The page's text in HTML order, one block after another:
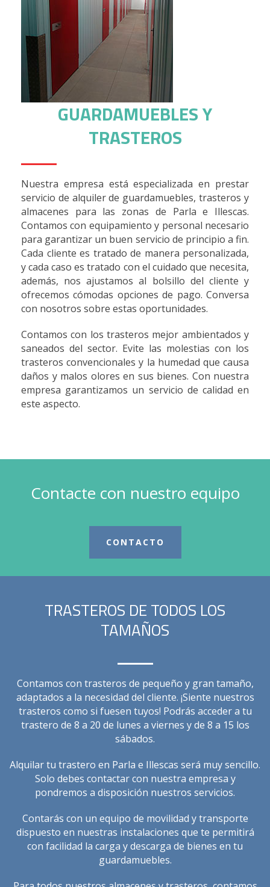
GUARDAMUEBLES Y
TRASTEROS
Nuestra empresa está especializada en prestar
servicio de alquiler de guardamuebles, trasteros y
almacenes para las zonas de Parla e Illescas.
Contamos con equipamiento y personal necesario
para garantizar un buen servicio de principio a fin.
Cada cliente es tratado de manera personalizada,
y cada caso es tratado con el cuidado que necesita,
además, nos ajustamos al bolsillo del cliente y
ofrecemos cómodas opciones de pago. Conversa
con nosotros sobre estas oportunidades.
Contamos con los trasteros mejor ambientados y
saneados del sector. Evite las molestias con los
trasteros convencionales y la humedad que causa
daños y malos olores en sus bienes. Con nuestra
empresa garantizamos un servicio de calidad en
este aspecto.
Contacte con nuestro equipo
CONTACTO
TRASTEROS DE TODOS LOS
TAMAÑOS
Contamos con trasteros de pequeño y gran tamaño,
adaptados a la necesidad del cliente. ¡Siente nuestros
trasteros como si fuesen tuyos! Podrás acceder a tu
trastero de 8 a 20 de lunes a viernes y de 8 a 15 los
sábados.
Alquilar tu trastero en Parla e Illescas será muy sencillo.
Solo debes contactar con nuestra empresa y
pondremos a disposición nuestros servicios.
Contarás con un equipo de movilidad y transporte
dispuesto en nuestras instalaciones que te permitirá
con facilidad la carga y descarga de bienes en tu
guardamuebles.